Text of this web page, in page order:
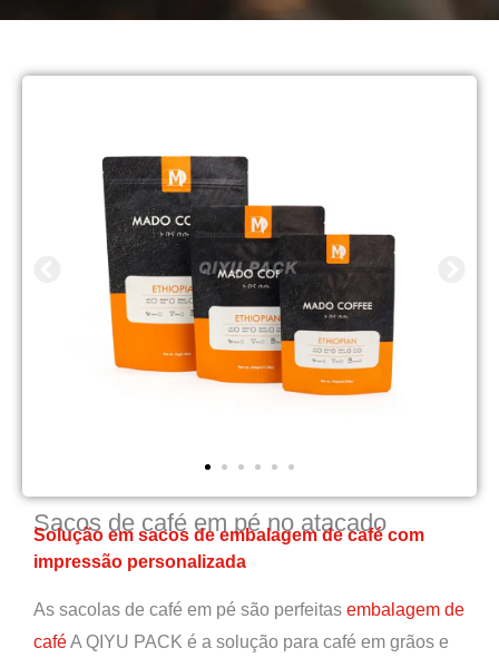
Sacos de café em pé no atacado
Solução em sacos de embalagem de café com
impressão personalizada
As sacolas de café em pé são perfeitas embalagem de
caféA QIYU PACK é a solução para café em grãos e